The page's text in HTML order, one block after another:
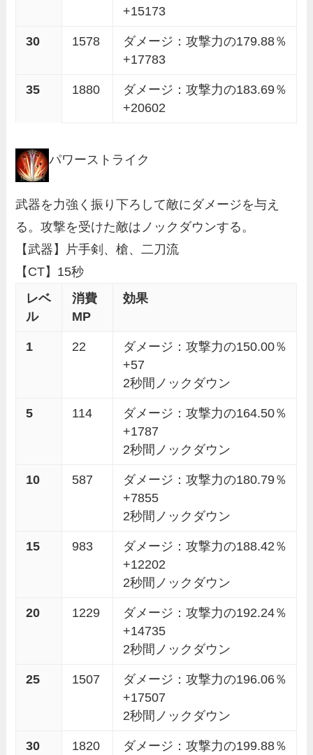
+15173
30 1578
ダメージ：攻撃力の179.88％
+17783
35 1880
ダメージ：攻撃力の183.69％
+20602
パワーストライク
武器を力強く振り下ろして敵にダメージを与え
る。攻撃を受けた敵はノックダウンする。
【武器】片手剣、槍、二刀流
【CT】15秒
レベ
ル
消費
MP
効果
1 22
ダメージ：攻撃力の150.00％
+57
2秒間ノックダウン
5 114
ダメージ：攻撃力の164.50％
+1787
2秒間ノックダウン
10 587
ダメージ：攻撃力の180.79％
+7855
2秒間ノックダウン
15 983
ダメージ：攻撃力の188.42％
+12202
2秒間ノックダウン
20 1229
ダメージ：攻撃力の192.24％
+14735
2秒間ノックダウン
25 1507
ダメージ：攻撃力の196.06％
+17507
2秒間ノックダウン
30 1820
ダメージ：攻撃力の199.88％